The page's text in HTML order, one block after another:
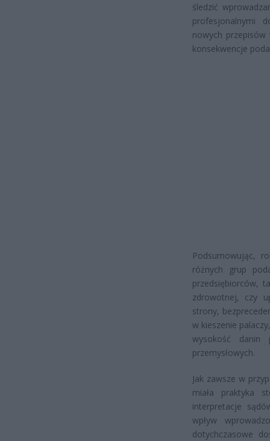
śledzić
profesjonalnymi
nowych
konsekwencje
Podsumowując,
różnych grup
przedsiębiorców,
zdrowotnej, czy
strony,
w kieszenie
wysokość danin
przemysłowych.
Jak zawsze w
miała praktyka
interpretacje
wpływ
dotychczasowe